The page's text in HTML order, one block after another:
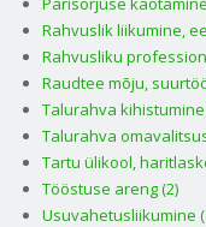
Rahvuslik liikumine,
Rahvusliku
Raudtee mõju,
Talurahva kihistumine
Talurahva
Tartu ülikool,
Tööstuse areng (2)
Usuvahetusliikumine